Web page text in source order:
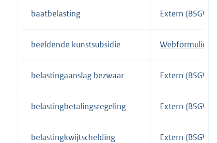
i
:
e
e
l
i
baatbelasting Extern (BSGW)
beeldende kunstsubsidie
E
x
t
n
e
l
Webformulier
belastingaanslag bezwaar Extern (BSGW)
belastingbetalingsregeling Extern (BSGW)
belastingkwijtschelding Extern (BSGW)